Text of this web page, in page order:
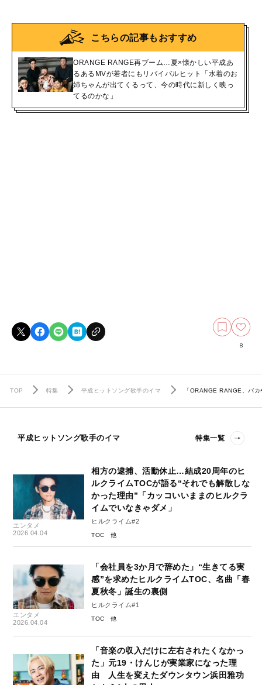
こちらの記事もおすすめ
ORANGE RANGE再ブーム…夏×懐かしい平成あ
るあるMVが若者にもリバイバルヒット「水着のお
姉ちゃんが出てくるって、今の時代に新しく映っ
てるのかな」
8
TOP 特集 平成ヒットソング歌手のイマ 「ORANGE RANGE、バ
平成ヒットソング歌手のイマ 特集一覧
エンタメ
2026.04.04
相方の逮捕、活動休止…結成20周年のヒ
ルクライムTOCが語る“それでも解散しな
かった理由”「カッコいいままのヒルクラ
イムでいなきゃダメ」
ヒルクライム#2
TOC
エンタメ
2026.04.04
「会社員を3か月で辞めた」“生きてる実
感”を求めたヒルクライムTOC、名曲「春
夏秋冬」誕生の裏側
ヒルクライム#1
TOC
「音楽の収入だけに左右されたくなかっ
た」元19・けんじが実業家になった理
由 人生を変えたダウンタウン浜田雅功